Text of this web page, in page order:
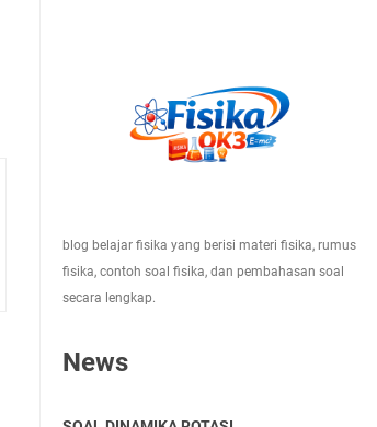
blog belajar fisika yang berisi materi fisika, rumus
fisika, contoh soal fisika, dan pembahasan soal
secara lengkap.
News